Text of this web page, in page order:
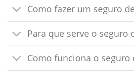
Como fazer um seguro
Para que serve o seguro
Como funciona o seguro